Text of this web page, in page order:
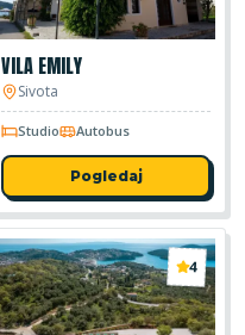
VILA EMILY
Sivota
Studio Autobus
Pogledaj
4